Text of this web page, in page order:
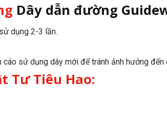
Dây dẫn đường
dụng 2-3 lần.
sử dụng dây mới để tránh ảnh hưởng đến
Tư Tiêu Hao: